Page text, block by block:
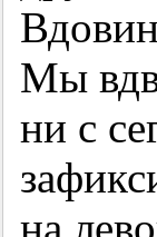
Мы
ни с